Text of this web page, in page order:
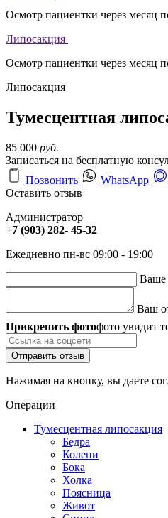
Осмотр пациентки через месяц
Липосакция
Осмотр пациентки через месяц
Липосакция
Тумесцентная
85 000 руб.
Записаться на бесплатную
Позвонить
WhatsApp
Оставить отзыв
Администратор
+7 (903) 282- 45-32
Ежедневно пн-вс 09:00 - 19:00
Ваше
Ваш
Прикрепить фотофото увидит
Отправить отзыв
Нажимая на кнопку, вы даете
Операции
Тумесцентная липосакция
Бедра
Колени
Бока
Холка
Поясница
Живот